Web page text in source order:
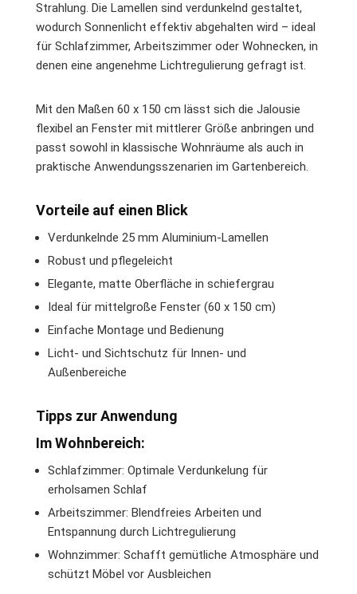
Strahlung. Die Lamellen sind verdunkelnd gestaltet,
wodurch Sonnenlicht effektiv abgehalten wird – ideal
für Schlafzimmer, Arbeitszimmer oder Wohnecken, in
denen eine angenehme Lichtregulierung gefragt ist.
Mit den Maßen 60 x 150 cm lässt sich die Jalousie
flexibel an Fenster mit mittlerer Größe anbringen und
passt sowohl in klassische Wohnräume als auch in
praktische Anwendungsszenarien im Gartenbereich.
Vorteile auf einen Blick
Verdunkelnde 25 mm Aluminium-Lamellen
Robust und pflegeleicht
Elegante, matte Oberfläche in schiefergrau
Ideal für mittelgroße Fenster (60 x 150 cm)
Einfache Montage und Bedienung
Licht- und Sichtschutz für Innen- und
Außenbereiche
Tipps zur Anwendung
Im Wohnbereich:
Schlafzimmer: Optimale Verdunkelung für
erholsamen Schlaf
Arbeitszimmer: Blendfreies Arbeiten und
Entspannung durch Lichtregulierung
Wohnzimmer: Schafft gemütliche Atmosphäre und
schützt Möbel vor Ausbleichen